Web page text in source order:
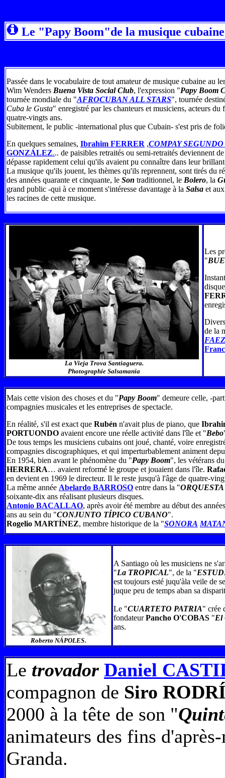
Le "Papy Boom"de la musique
Passée dans le vocabulaire de tout amateur de musique cubaine au
Wim Wenders Buena Vista Social Club, l'expression "Papy Boom
tournée mondiale du "AFROCUBAN ALL STARS", tournée
Cuba le Gusta" enregistré par les chanteurs et musiciens, acteurs
quatre-vingts ans.
Subitement, le public -international plus que Cubain- s'est pris de
En quelques semaines, Ibrahim FERRER ,COMPAY SEGUNDO
GONZÁLEZ... de paisibles retraités ou semi-retraités deviennent
dépasse rapidement celui qu'ils avaient pu connaître dans leur
La musique qu'ils jouent, les thèmes qu'ils reprennent, sont tirés du
des années quarante et cinquante, le Son traditionnel, le Bolero, la
grand public -qui à ce moment s'intéresse davantage à la Salsa et
les racines de cette musique.
La Vieja Trova Santiaguera.
Photographie Salsamania
Les
"
de la
FAEZ
Mais cette vision des choses et du "Papy Boom" demeure celle, -
compagnies musicales et les entreprises de spectacle.
En réalité, s'il est exact que Rubén n'avait plus de piano, que
PORTUONDO avaient encore une réelle activité dans l'île et "Bebo
De tous temps les musiciens cubains ont joué, chanté, voire
compagnies discographiques, et qui imperturbablement animent
En 1954, bien avant le phénomène du "Papy Boom", les vétérans
HERRERA… avaient reformé le groupe et jouaient dans l'île.
en devient en 1969 le directeur. Il le reste jusqu'à l'âge de quatre-
La même année Abelardo BARROSO entre dans la "
soixante-dix ans réalisant plusieurs disques.
Antonio BACALLAO, après avoir été membre au début des
ans au sein du "CONJUNTO TÍPICO CUBANO".
Rogelio MARTÍNEZ, membre historique de la "SONORA
Roberto NÁPOLES.
A Santiago où les musiciens ne
"La TROPICAL", de la "
est toujours esté juqu'àla veile de
juque peu de temps aban sa
Le "CUARTETO PATRIA" crée
fondateurPancho O'COBAS "El
ans.
Le trovador Daniel
compagnon de Siro
2000 à la tête de son "
animateurs des fins
Granda.